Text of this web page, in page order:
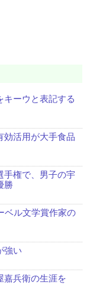
キーウと表記する
効活用が大手食品
手権で、男子の宇
勝
ベル文学賞作家の
強い
嘉兵衛の生涯を